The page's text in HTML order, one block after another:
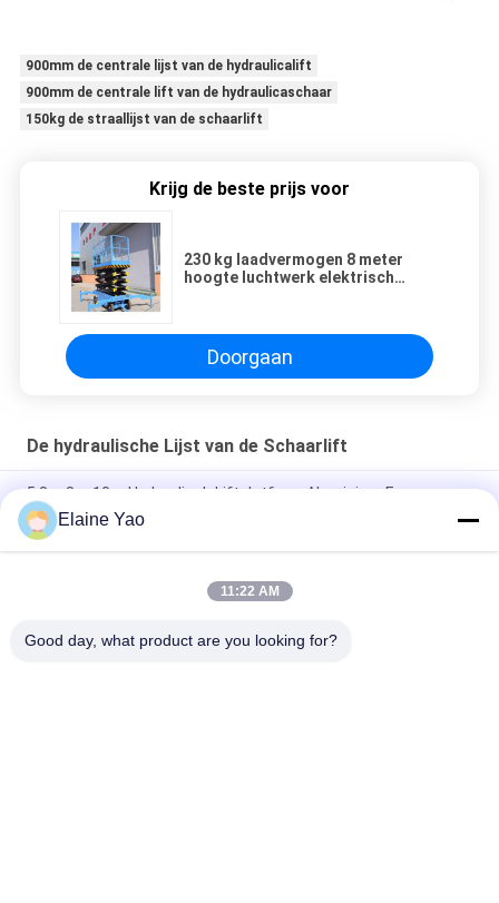
900mm de centrale lijst van de hydraulicalift
900mm de centrale lift van de hydraulicaschaar
150kg de straallijst van de schaarlift
Krijg de beste prijs voor
230 kg laadvermogen 8 meter
hoogte luchtwerk elektrisch
Doorgaan
De hydraulische Lijst van de Schaarlift
5.8m 8m 10m Hydraulisch Liftplatform Aluminium Frame
Luchtwerkplatform
Werkplatform met dubbele masten 8 meter verticale lift
Draagbaar 8-14 m elektrisch zelfrijdend mobiel
Elaine Yao
11:22 AM
Good day, what product are you looking for?